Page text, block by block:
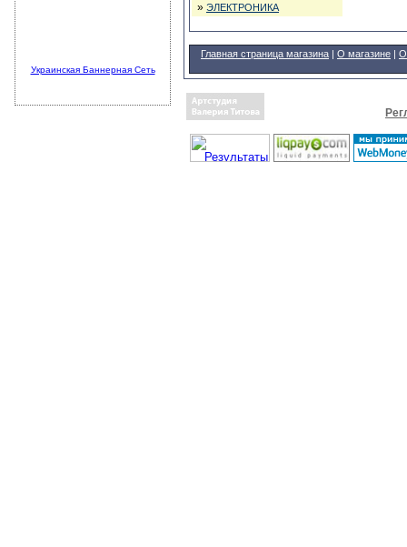
Украинская Баннерная Сеть
» ЭЛЕКТРОНИКА
Главная страница магазина | О магазине |